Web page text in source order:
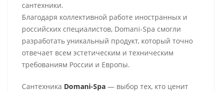
сантехники.
Благодаря коллективной работе иностранных и
российских специалистов, Domani-Spa смогли
разработать уникальный продукт, который точно
отвечает всем эстетическим и техническим
требованиям России и Европы.
Сантехника Domani-Spa — выбор тех, кто ценит